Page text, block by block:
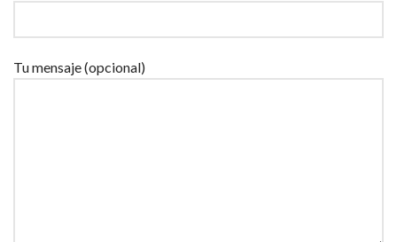
Tu mensaje (opcional)